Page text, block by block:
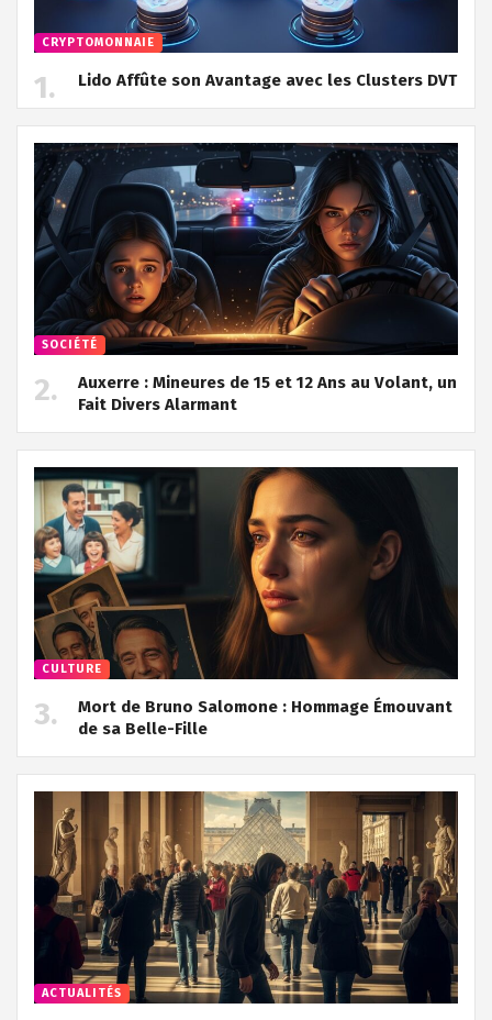
CRYPTOMONNAIE
Lido Affûte son Avantage avec les Clusters DVT
SOCIÉTÉ
Auxerre : Mineures de 15 et 12 Ans au Volant, un
Fait Divers Alarmant
CULTURE
Mort de Bruno Salomone : Hommage Émouvant
de sa Belle-Fille
ACTUALITÉS